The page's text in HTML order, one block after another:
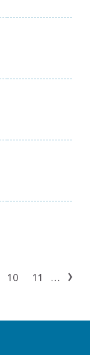
10 11 … ›